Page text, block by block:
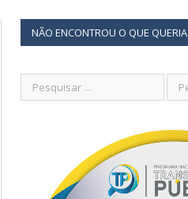
NÃO ENCONTROU O QUE